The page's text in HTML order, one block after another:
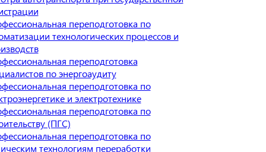
переподготовка по
технологических процессов и
переподготовка
по энергоаудиту
переподготовка по
и электротехнике
переподготовка по
(ПГС)
переподготовка по
технологиям переработки